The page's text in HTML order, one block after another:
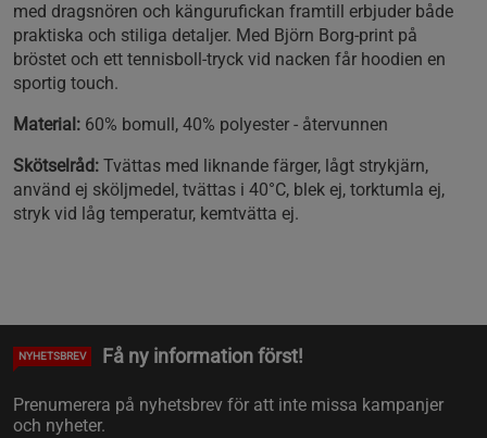
med dragsnören och kängurufickan framtill erbjuder både
praktiska och stiliga detaljer. Med Björn Borg-print på
bröstet och ett tennisboll-tryck vid nacken får hoodien en
sportig touch.
Material: 60% bomull, 40% polyester - återvunnen
Skötselråd: Tvättas med liknande färger, lågt strykjärn,
använd ej sköljmedel, tvättas i 40°C, blek ej, torktumla ej,
stryk vid låg temperatur, kemtvätta ej.
NYHETSBREV Få ny information först!
Prenumerera på nyhetsbrev för att inte missa kampanjer
och nyheter.